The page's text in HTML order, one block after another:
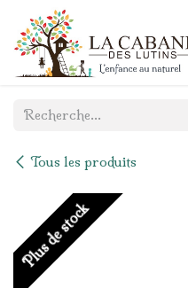
Se rendre au contenu
Tous les produits
Plus de stock